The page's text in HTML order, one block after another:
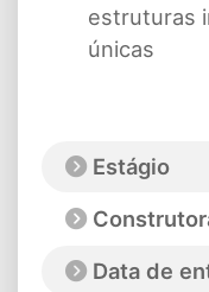
estruturas
únicas
Estágio
Data de